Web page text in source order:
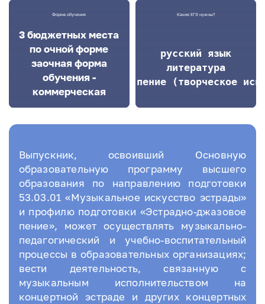
3 бюджетных места
по очной форме
заочная форма
обучения -
коммерческая
Форма обучения
русский язык
литература
сольное пение (творческое
Какие ЕГЭ нужны?
Выпускник, освоивший Основную
образовательную программу высшего
образования по направлению подготовки
53.03.01 «Музыкальное искусство эстрады»
и профилю подготовки «Эстрадно-джазовое
пение», может осуществлять музыкально-
педагогический и учебно-воспитательный
процессы в образовательных организациях;
вести деятельность, связанную с
музыкальным исполнительством на
концертной эстраде и других концертных